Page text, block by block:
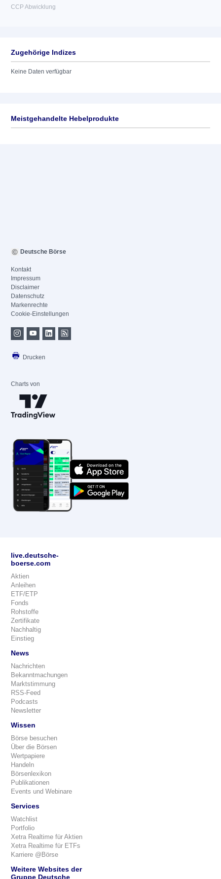
CCP Abwicklung
Zugehörige Indizes
Keine Daten verfügbar
Meistgehandelte Hebelprodukte
Deutsche Börse
Kontakt
Impressum
Disclaimer
Datenschutz
Markenrechte
Cookie-Einstellungen
Drucken
Charts von
live.deutsche-
boerse.com
Aktien
Anleihen
ETF/ETP
Fonds
Rohstoffe
Zertifikate
Nachhaltig
Einstieg
News
Nachrichten
Bekanntmachungen
Marktstimmung
RSS-Feed
Podcasts
Newsletter
Wissen
Börse besuchen
Über die Börsen
Wertpapiere
Handeln
Börsenlexikon
Publikationen
Events und Webinare
Services
Watchlist
Portfolio
Xetra Realtime für Aktien
Xetra Realtime für ETFs
Karriere @Börse
Weitere Websites der
Gruppe Deutsche